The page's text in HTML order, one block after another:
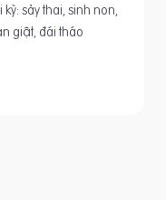
sảy thai, sinh non,
giật, đái tháo